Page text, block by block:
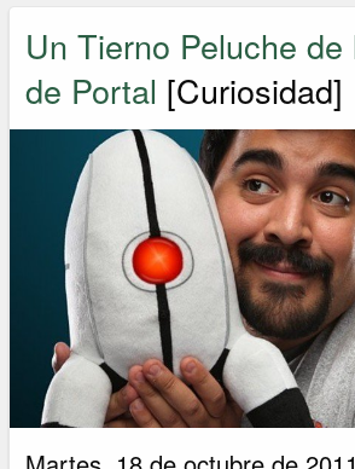
Un Tierno Peluche
de Portal [Curiosidad]